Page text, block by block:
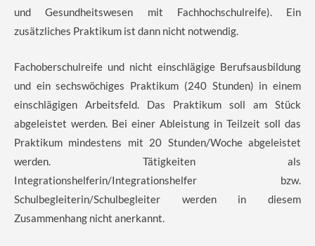
und Gesundheitswesen mit Fachhochschulreife). Ein
zusätzliches Praktikum ist dann nicht notwendig.
Fachoberschulreife und nicht einschlägige Berufsausbildung
und ein sechswöchiges Praktikum (240 Stunden) in einem
einschlägigen Arbeitsfeld. Das Praktikum soll am Stück
abgeleistet werden. Bei einer Ableistung in Teilzeit soll das
Praktikum mindestens mit 20 Stunden/Woche abgeleistet
werden. Tätigkeiten als
Integrationshelferin/Integrationshelfer bzw.
Schulbegleiterin/Schulbegleiter werden in diesem
Zusammenhang nicht anerkannt.